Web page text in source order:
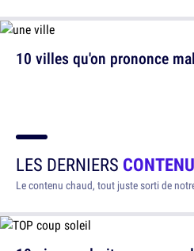
10 villes qu'on prononce mal
LES DERNIERS
Le contenu chaud, tout juste sorti de